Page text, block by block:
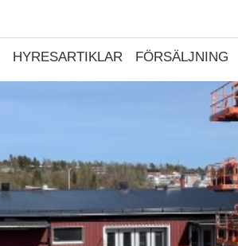
HYRESARTIKLAR FÖRSÄLJNING